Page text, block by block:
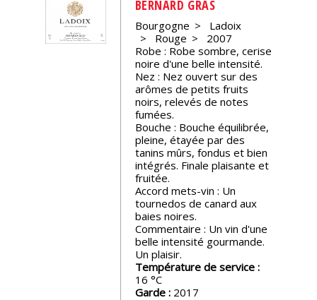
Reportages
BERNARD GRAS
Bourgogne
Ladoix
Rouge
2007
Robe : Robe sombre, cerise
noire d'une belle intensité.
Nez : Nez ouvert sur des
arômes de petits fruits
noirs, relevés de notes
fumées.
Bouche : Bouche équilibrée,
pleine, étayée par des
tanins mûrs, fondus et bien
intégrés. Finale plaisante et
fruitée.
Accord mets-vin : Un
tournedos de canard aux
baies noires.
Commentaire : Un vin d'une
belle intensité gourmande.
Un plaisir.
Température de service :
16
Garde : 2017